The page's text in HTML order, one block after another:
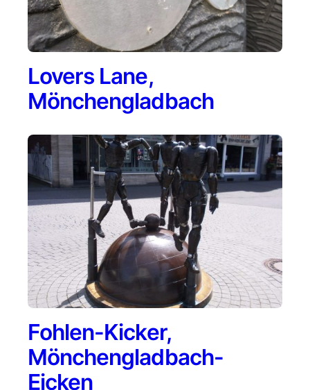
Lovers Lane,
Mönchengladbach
Fohlen-Kicker,
Mönchengladbach-
Eicken